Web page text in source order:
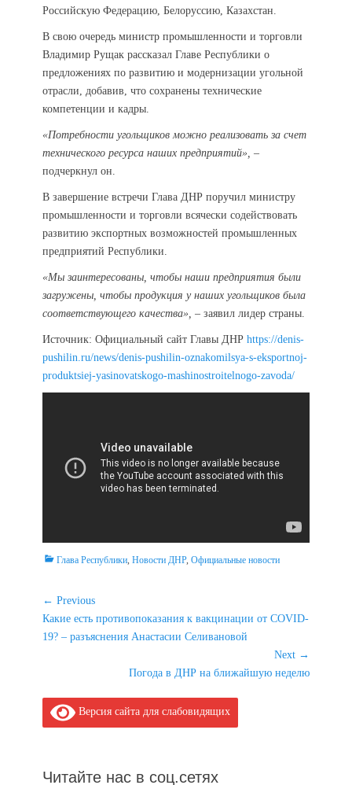
Российскую Федерацию, Белоруссию, Казахстан.
В свою очередь министр промышленности и торговли
Владимир Рущак рассказал Главе Республики о
предложениях по развитию и модернизации угольной
отрасли, добавив, что сохранены технические
компетенции и кадры.
«Потребности угольщиков можно реализовать за счет
технического ресурса наших предприятий», –
подчеркнул он.
В завершение встречи Глава ДНР поручил министру
промышленности и торговли всячески содействовать
развитию экспортных возможностей промышленных
предприятий Республики.
«Мы заинтересованы, чтобы наши предприятия были
загружены, чтобы продукция у наших угольщиков была
соответствующего качества», – заявил лидер страны.
Источник: Официальный сайт Главы ДНР https://denis-
pushilin.ru/news/denis-pushilin-oznakomilsya-s-eksportnoj-
produktsiej-yasinovatskogo-mashinostroitelnogo-zavoda/
Categories
Глава Республики Новости ДНР, Официальные новости
Навигация
по
записям
← Previous
Previous
post:
Какие есть противопоказания к вакцинации от COVID-
19? – разъяснения Анастасии Селивановой
Next →
Погода в ДНР на ближайшую неделю
Версия сайта для слабовидящих
Читайте нас в соц.сетях